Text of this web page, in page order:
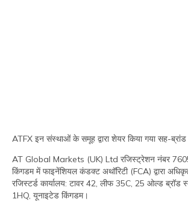
ATFX इन संस्थाओं के समूह द्वारा शेयर किया गया सह-ब्रांड
AT Global Markets (UK) Ltd रजिस्‍ट्रेशन नंबर
किंगडम में फाइनेंशियल कंडक्‍ट अथॉरिटी (FCA) द्वारा
रजिस्‍टर्ड कार्यालय: टावर 42, लीफ 35C, 25 ओल्ड ब्रॉड
1HQ, यूनाइटेड किंगडम।